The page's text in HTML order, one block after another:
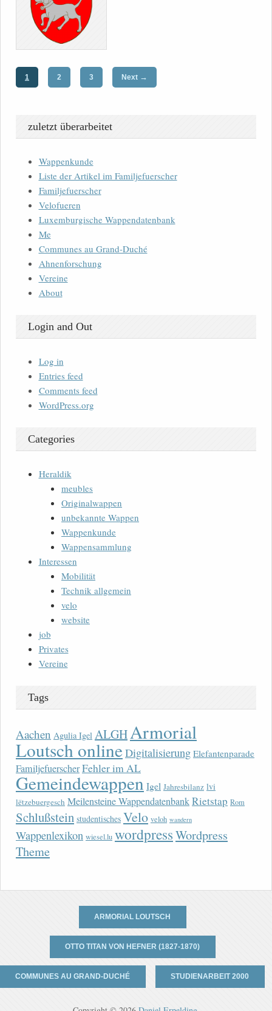
1 2 3 Next →
zuletzt überarbeitet
Wappenkunde
Liste der Artikel im Familjefuerscher
Familjefuerscher
Velofueren
Luxemburgische Wappendatenbank
Me
Communes au Grand-Duché
Ahnenforschung
Vereine
About
Login and Out
Log in
Entries feed
Comments feed
WordPress.org
Categories
Heraldik
meubles
Originalwappen
unbekannte Wappen
Wappenkunde
Wappensammlung
Interessen
Mobilität
Technik allgemein
velo
website
job
Privates
Vereine
Tags
Aachen Agulia Igel ALGHArmorial
Loutsch onlineDigitalisierung Elefantenparade
FamiljefuerscherFehler im AL
Gemeindewappen Igel Jahresbilanz lvi
lëtzebuergesch Meilensteine WappendatenbankRietstap Rom
Schlußstein studentisches Velo veloh wandern
Wappenlexikon wiesel.lu wordpressWordpress
Theme
ARMORIAL LOUTSCH
OTTO TITAN VON HEFNER (1827-1870)
COMMUNES AU GRAND-DUCHÉ STUDIENARBEIT 2000